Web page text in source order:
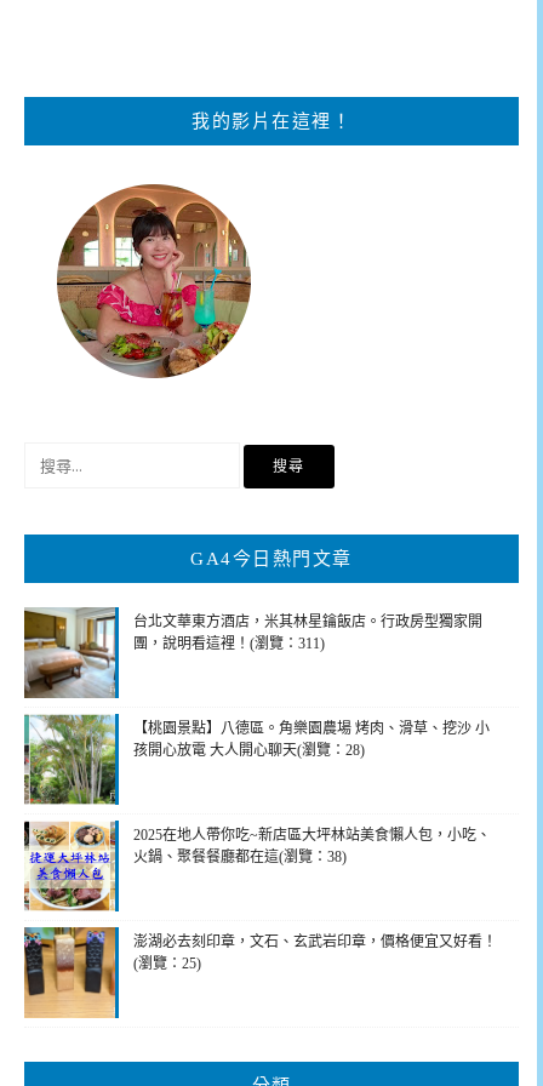
我的影片在這裡！
鍵
GA4今日熱門文章
台北文華東方酒店，米其林星鑰飯店。行政房型獨家開
團，說明看這裡！(瀏覽：311)
【桃園景點】八德區。角樂園農場 烤肉、滑草、挖沙 小
孩開心放電 大人開心聊天(瀏覽：28)
2025在地人帶你吃~新店區大坪林站美食懶人包，小吃、
火鍋、聚餐餐廳都在這(瀏覽：38)
澎湖必去刻印章，文石、玄武岩印章，價格便宜又好看！
(瀏覽：25)